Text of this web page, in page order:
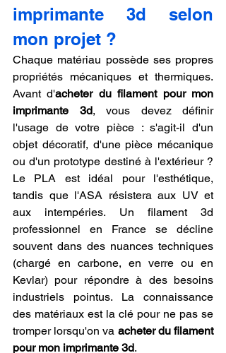
imprimante 3d selon
mon projet ?
Chaque matériau possède ses propres
propriétés mécaniques et thermiques.
Avant d'acheter du filament pour mon
imprimante 3d, vous devez définir
l'usage de votre pièce : s'agit-il d'un
objet décoratif, d'une pièce mécanique
ou d'un prototype destiné à l'extérieur ?
Le PLA est idéal pour l'esthétique,
tandis que l'ASA résistera aux UV et
aux intempéries. Un filament 3d
professionnel en France se décline
souvent dans des nuances techniques
(chargé en carbone, en verre ou en
Kevlar) pour répondre à des besoins
industriels pointus. La connaissance
des matériaux est la clé pour ne pas se
tromper lorsqu'on va acheter du filament
pour mon imprimante 3d.